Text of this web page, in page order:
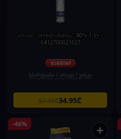
არაყი "ფინლანდია" 40% 1 ლ /
6412700021027
სპირტიანი / არაყი / ვისკი
67.95₾34.95₾
-46% +